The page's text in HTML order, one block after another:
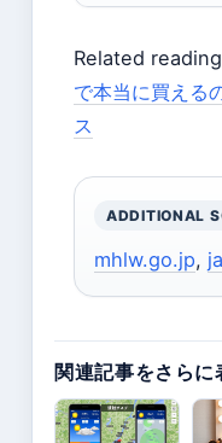
Related
で本当に買える
ス
ADDITIONAL
mhlw.go.jp,
関連記事をさらに